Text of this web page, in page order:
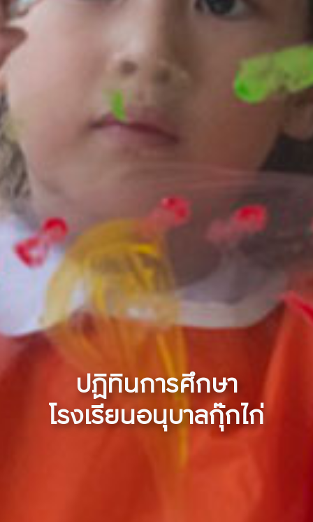
ปฏิทินการศึกษา
โรงเรียนอนุบาลกุ๊กไก่